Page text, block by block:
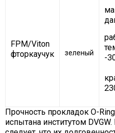
FPM/Viton
фторкаучук
зеленый
-
Прочность прокладок O-
испытана институтом